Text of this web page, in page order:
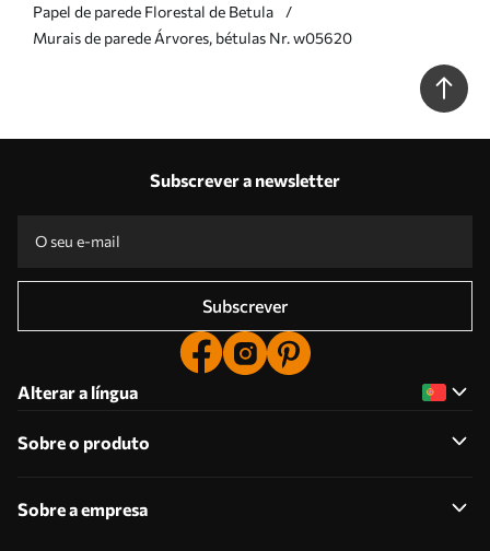
Papel de parede Florestal de Betula
Murais de parede Árvores, bétulas Nr. w05620
Subscrever a newsletter
Subscrever
Alterar a língua
Sobre o produto
Sobre a empresa